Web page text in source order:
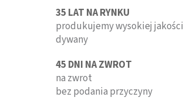
35 LAT NA RYNKU
produkujemy wysokiej jakości
dywany
45 DNI NA ZWROT
na zwrot
bez podania przyczyny